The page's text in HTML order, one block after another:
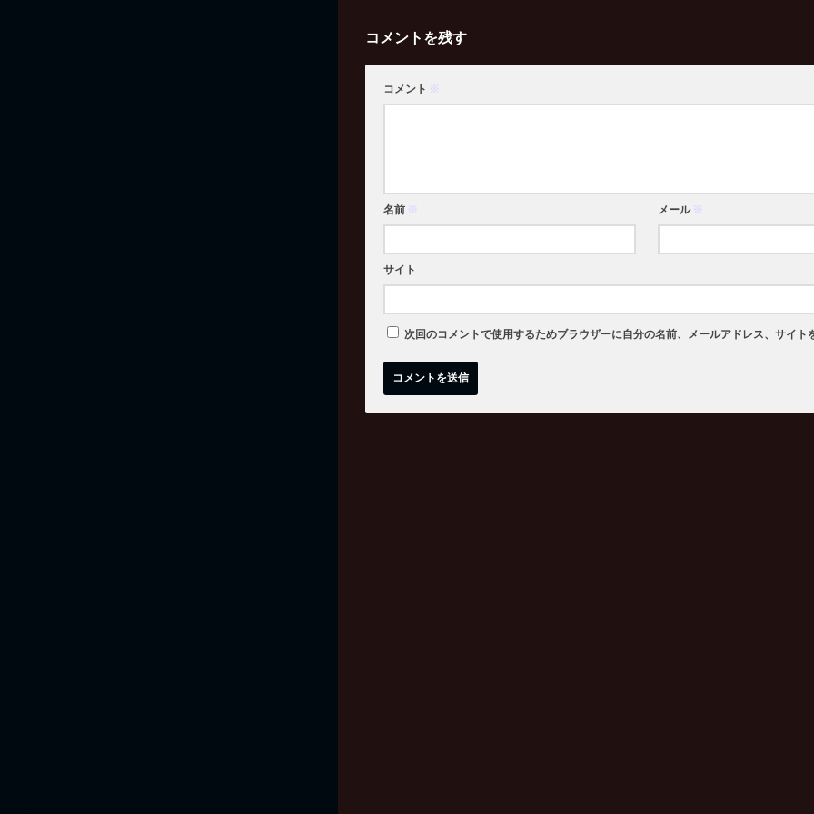
コメントを残す
コメント ※
名前 ※ メール ※
サイト
次回のコメントで使用するためブラウザーに自分の名前、メールアドレス、サイト